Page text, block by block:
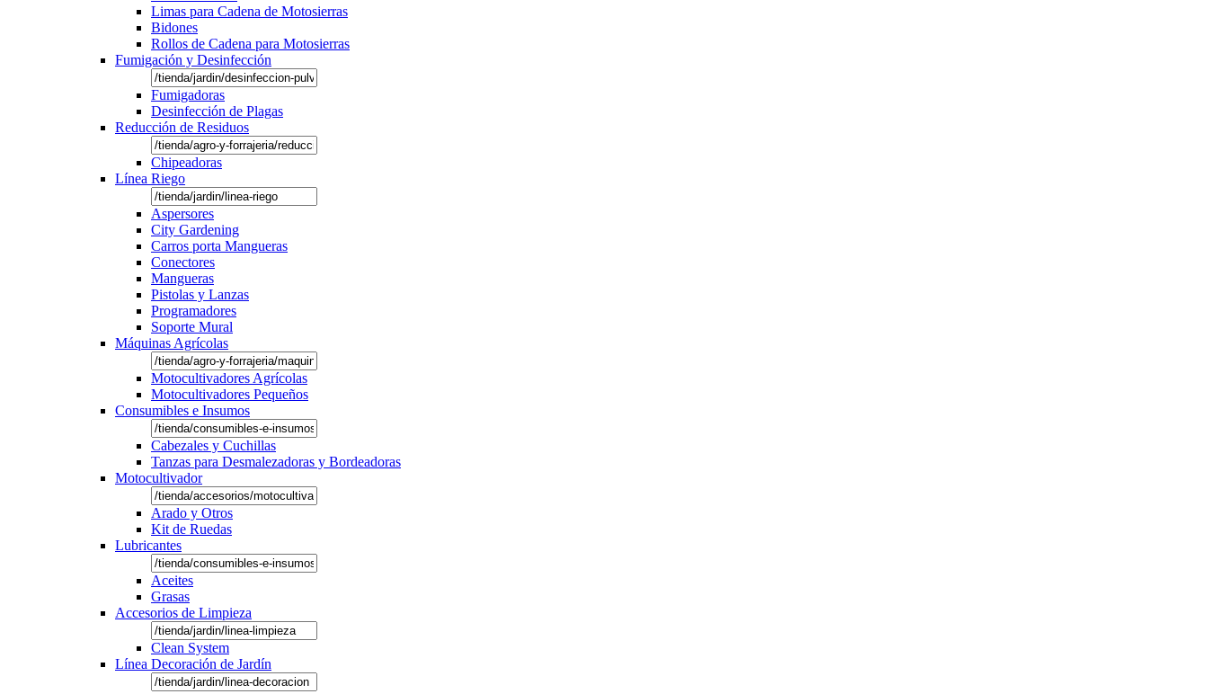
Limas para Cadena de Motosierras
Bidones
Rollos de Cadena para Motosierras
Fumigación y Desinfección
Fumigadoras
Desinfección de Plagas
Reducción de Residuos
Chipeadoras
Línea Riego
Aspersores
City Gardening
Carros porta Mangueras
Conectores
Mangueras
Pistolas y Lanzas
Programadores
Soporte Mural
Máquinas Agrícolas
Motocultivadores Agrícolas
Motocultivadores Pequeños
Consumibles e Insumos
Cabezales y Cuchillas
Tanzas para Desmalezadoras y Bordeadoras
Motocultivador
Arado y Otros
Kit de Ruedas
Lubricantes
Aceites
Grasas
Accesorios de Limpieza
Clean System
Línea Decoración de Jardín